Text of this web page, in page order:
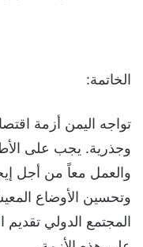
الخاتمة:
تواجه اليمن أزمة
وجذرية. يجب على
والعمل معاً من أجل
وتحسين الأوضاع
المجتمع الدولي تقديم